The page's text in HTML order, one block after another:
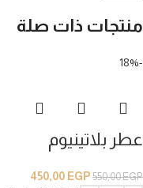
منتجات ذات صلة
-18%
عطر بلاتينيوم
550,00EGP
450,00 EGP